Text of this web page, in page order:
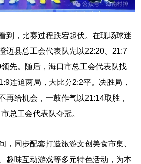
到，比赛过程跌宕起伏。在现场球迷
迈县总工会代表队先以22:20、21:7
先。随后，海口市总工会代表队找
连追两局，大比分2:2平。决胜局，
再给机会，一鼓作气以21:14取胜，
总工会代表队夺冠。
，同步配套打造旅游文创美食市集、
趣味互动游戏等多元特色活动，为本